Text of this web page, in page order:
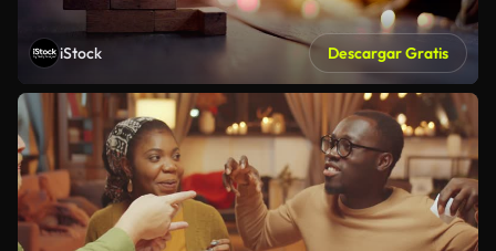
iStock Descargar Gratis